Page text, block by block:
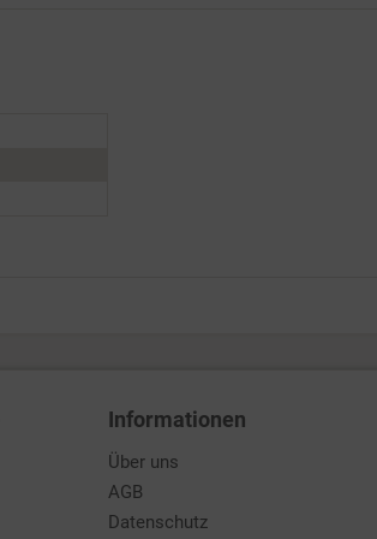
Informationen
Über uns
AGB
Datenschutz